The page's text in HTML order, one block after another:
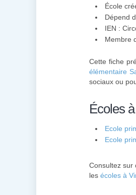
École
Dépend
IEN :
Membre
Cette fiche
élémentaire
sociaux ou
Écoles
Ecole
Ecole
Consultez sur
les écoles à